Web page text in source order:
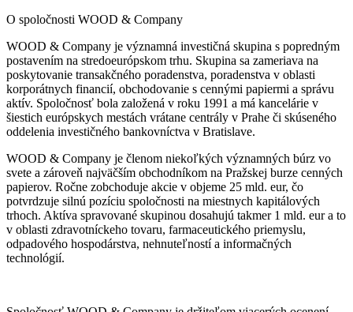
O spoločnosti WOOD & Company
WOOD & Company je významná investičná skupina s popredným
postavením na stredoeurópskom trhu. Skupina sa zameriava na
poskytovanie transakčného poradenstva, poradenstva v oblasti
korporátnych financií, obchodovanie s cennými papiermi a správu
aktív. Spoločnosť bola založená v roku 1991 a má kancelárie v
šiestich európskych mestách vrátane centrály v Prahe či skúseného
oddelenia investičného bankovníctva v Bratislave.
WOOD & Company je členom niekoľkých významných búrz vo
svete a zároveň najväčším obchodníkom na Pražskej burze cenných
papierov. Ročne zobchoduje akcie v objeme 25 mld. eur, čo
potvrdzuje silnú pozíciu spoločnosti na miestnych kapitálových
trhoch. Aktíva spravované skupinou dosahujú takmer 1 mld. eur a to
v oblasti zdravotníckeho tovaru, farmaceutického priemyslu,
odpadového hospodárstva, nehnuteľností a informačných
technológií.